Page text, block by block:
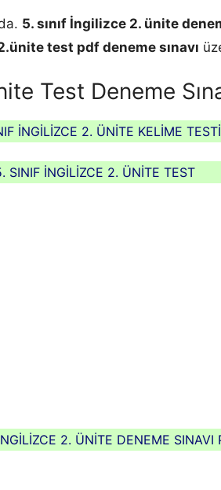
5. sınıf İngilizce 2. ünite
test pdf deneme sınavı
Test Deneme
İNGİLİZCE 2. ÜNİTE KELİME TESTİ
SINIF İNGİLİZCE 2. ÜNİTE TEST
2. ÜNİTE DENEME SINAVI